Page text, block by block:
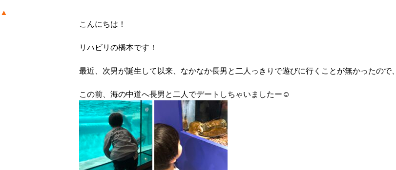
▲
こんにちは！
リハビリの橋本です！
最近、次男が誕生して以来、なかなか長男と二人っきりで遊びに行くことが無かったので、
この前、海の中道へ長男と二人でデートしちゃいましたー☺️